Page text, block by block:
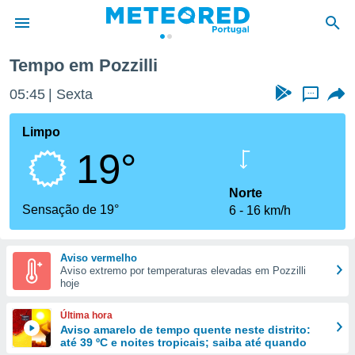
da
foi
fornecidas
a este
das
e
forma
digital
Tempo em Pozzilli
05:45 Sexta ...
Limpo
19°
Sensação de 19°
Norte
6
16 km/h
Aviso vermelho
Aviso extremo por temperaturas elevadas em Pozzilli
hoje
Última hora
Aviso amarelo de tempo quente neste distrito:
até 39 ºC e noites tropicais; saiba até quando